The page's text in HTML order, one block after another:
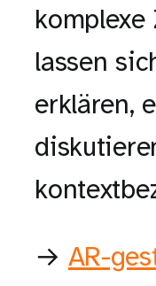
komplexe
lassen
erklären,
→ AR-